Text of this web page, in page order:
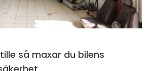
bilens